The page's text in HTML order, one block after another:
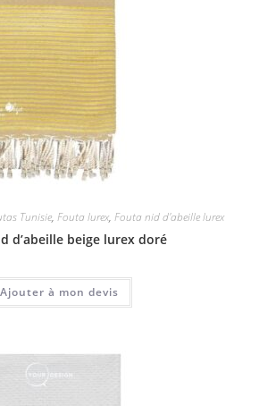
Tunisie, Fouta lurex, Fouta nid d'abeille lurex
d’abeille beige lurex doré
Ajouter à mon devis